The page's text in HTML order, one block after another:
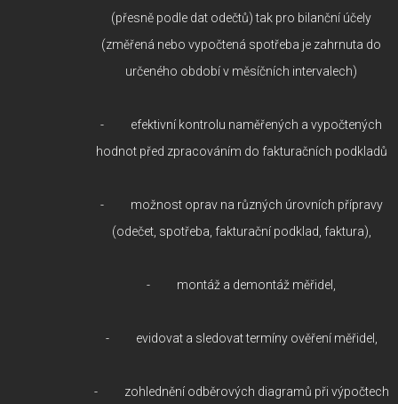
(přesně podle dat odečtů) tak pro bilanční účely
(změřená nebo vypočtená spotřeba je zahrnuta do
určeného období v měsíčních intervalech)
- efektivní kontrolu naměřených a vypočtených
hodnot před zpracováním do fakturačních podkladů
- možnost oprav na různých úrovních přípravy
(odečet, spotřeba, fakturační podklad, faktura),
- montáž a demontáž měřidel,
- evidovat a sledovat termíny ověření měřidel,
- zohlednění odběrových diagramů při výpočtech